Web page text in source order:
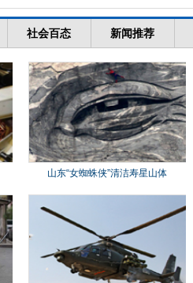
社会百态 新闻推荐
山东“女蜘蛛侠”清洁寿星山体